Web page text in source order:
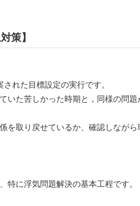
策】
れた目標設定の実行です。
た苦しかった時期と，同様の問題
取り戻せているか、確認しながら
特に浮気問題解決の基本工程です。